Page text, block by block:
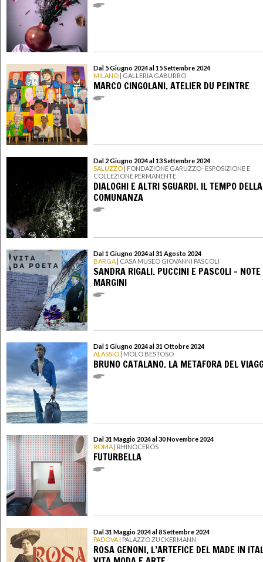
Dal 5 Giugno 2024 al 15 Settembre 2024
MILANO | GALLERIA GABURRO
MARCO CINGOLANI. ATELIER DU PEINTRE
Dal 2 Giugno 2024 al 13 Settembre 2024
SALUZZO | FONDAZIONE GARUZZO- ESPOSIZIONE E
COLLEZIONE PERMANENTE
DIALOGHI E ALTRI SGUARDI. IL TEMPO DELLA
COMUNANZA
Dal 1 Giugno 2024 al 31 Agosto 2024
BARGA | CASA MUSEO GIOVANNI PASCOLI
SANDRA RIGALI. PUCCINI E PASCOLI -
MARGINI
Dal 1 Giugno 2024 al 31 Ottobre 2024
ALASSIO | MOLO BESTOSO
BRUNO CATALANO. LA METAFORA DEL
Dal 31 Maggio 2024 al 30 Novembre 2024
ROMA | RHINOCEROS
FUTURBELLA
Dal 31 Maggio 2024 al 8 Settembre 2024
PADOVA | PALAZZO ZUCKERMANN
ROSA GENONI, L’ARTEFICE DEL MADE IN